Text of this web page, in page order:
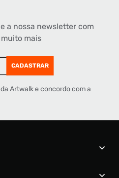
a nossa newsletter com
mais
CADASTRAR
Artwalk e concordo com a